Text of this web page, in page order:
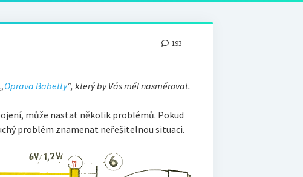
193
Oprava Babetty“, který by Vás měl nasměrovat.
může nastat několik problémů. Pokud
problém znamenat neřešitelnou situaci.